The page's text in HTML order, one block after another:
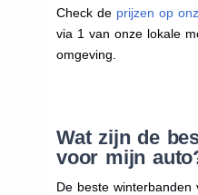
Check de prijzen op
via 1 van onze lokale
omgeving.
Wat zijn de
voor mijn
De beste